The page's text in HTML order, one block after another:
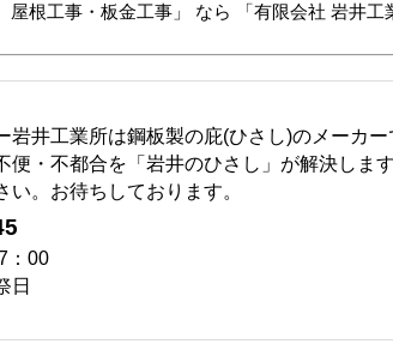
屋根工事・板金工事」 なら 「有限会社 岩井工
岩井工業所は鋼板製の庇(ひさし)のメーカー
便・不都合を「岩井のひさし」が解決します
い。お待ちしております。
：00
日